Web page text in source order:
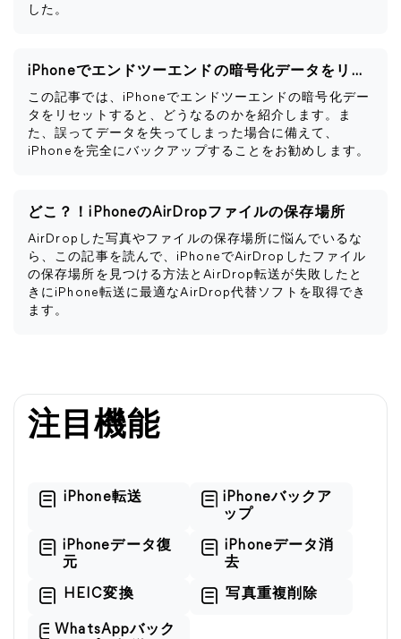
した。
iPhoneでエンドツーエンドの暗号化データをリセットするとどうなるか
この記事では、iPhoneでエンドツーエンドの暗号化デー
タをリセットすると、どうなるのかを紹介します。ま
た、誤ってデータを失ってしまった場合に備えて、
iPhoneを完全にバックアップすることをお勧めします。
どこ？！iPhoneのAirDropファイルの保存場所
AirDropした写真やファイルの保存場所に悩んでいるな
ら、この記事を読んで、iPhoneでAirDropしたファイル
の保存場所を見つける方法とAirDrop転送が失敗したと
きにiPhone転送に最適なAirDrop代替ソフトを取得でき
ます。
注目機能
iPhone転送
iPhoneバックア
ップ
iPhoneデータ復
元
iPhoneデータ消
去
HEIC変換 写真重複削除
WhatsAppバック